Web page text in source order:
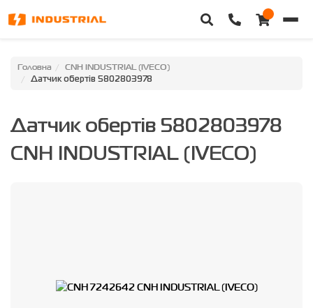
Головна
Категорії
Головна CNH INDUSTRIAL (IVECO)
Датчик обертів 5802803978
Датчик обертів 5802803978
CNH INDUSTRIAL (IVECO)